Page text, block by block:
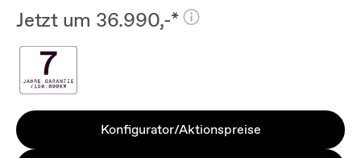
Jetzt um 36.990,-*
Konfigurator/Aktionspreise